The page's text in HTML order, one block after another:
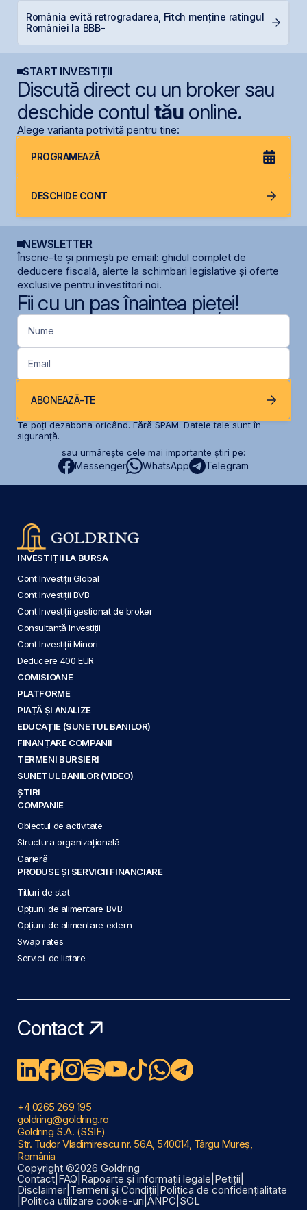
România evită retrogradarea, Fitch menține ratingul
României la BBB-
START INVESTIȚII
Discută direct cu un broker sau
deschide contul tăuonline.
Alege varianta potrivită pentru tine:
PROGRAMEAZĂ
DESCHIDE CONT
NEWSLETTER
Înscrie-te și primești pe email: ghidul complet de
deducere fiscală, alerte la schimbari legislative și oferte
exclusive pentru investitori noi.
Fii cu un pas înaintea pieței!
Nume
Email
ABONEAZĂ-TE
Te poți dezabona oricând. Fără SPAM. Datele tale sunt în
siguranță.
sau urmărește cele mai importante știri pe:
Messenger WhatsApp Telegram
INVESTIȚII LA BURSA
Cont Investiții Global
Cont Investiții BVB
Cont Investiții gestionat de broker
Consultanță Investiții
Cont Investiții Minori
Deducere 400 EUR
COMISIOANE
PLATFORME
PIAȚĂ ȘI ANALIZE
EDUCAȚIE (SUNETUL BANILOR)
FINANȚARE COMPANII
TERMENI BURSIERI
SUNETUL BANILOR (VIDEO)
ȘTIRI
COMPANIE
Obiectul de activitate
Structura organizațională
Carieră
PRODUSE ȘI SERVICII FINANCIARE
Titluri de stat
Opțiuni de alimentare BVB
Opțiuni de alimentare extern
Swap rates
Servicii de listare
Contact
+4 0265 269 195
goldring@goldring.ro
Goldring S.A. (SSIF)
Str. Tudor Vladimirescu nr. 56A, 540014, Târgu Mureș,
România
Copyright ©2026 Goldring
Contact FAQ Rapoarte și informații legale Petiții
Disclaimer Termeni și Condiții Politica de confidențialitate
Politica utilizare cookie-uri ANPC SOL